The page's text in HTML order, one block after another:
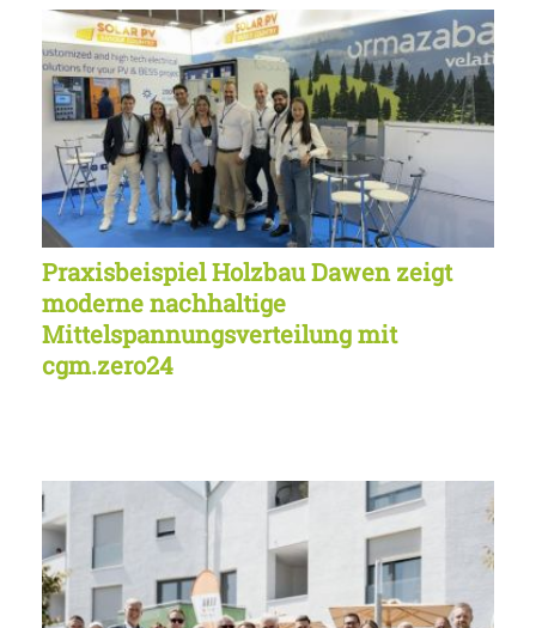
Praxisbeispiel Holzbau Dawen zeigt
moderne nachhaltige
Mittelspannungsverteilung mit
cgm.zero24